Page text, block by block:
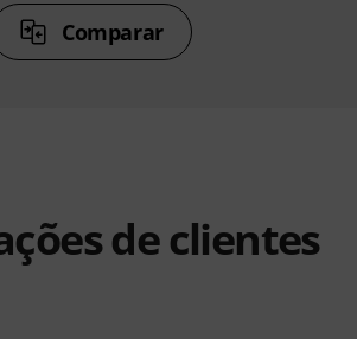
Comparar
de clientes